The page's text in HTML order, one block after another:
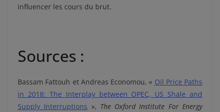
influencer les cours du brut.
Sources :
Bassam Fattouh et Andreas Economou, « Oil Price Paths
in 2018: The Interplay between OPEC, US Shale and
Supply Interruptions », The Oxford Institute For Energy